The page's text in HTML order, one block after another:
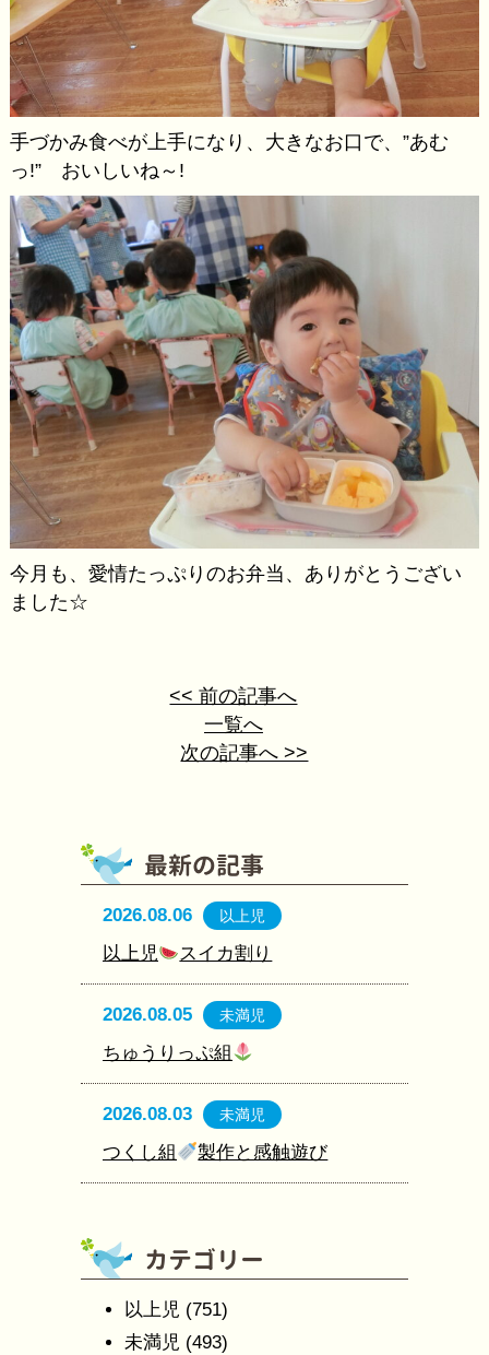
手づかみ食べが上手になり、大きなお口で、”あむ
っ!” おいしいね～!
今月も、愛情たっぷりのお弁当、ありがとうござい
ました☆
<< 前の記事へ
一覧へ
次の記事へ >>
2026.08.06 以上児
以上児 スイカ割り
2026.08.05 未満児
ちゅうりっぷ組
2026.08.03 未満児
つくし組 製作と感触遊び
以上児 (751)
未満児 (493)